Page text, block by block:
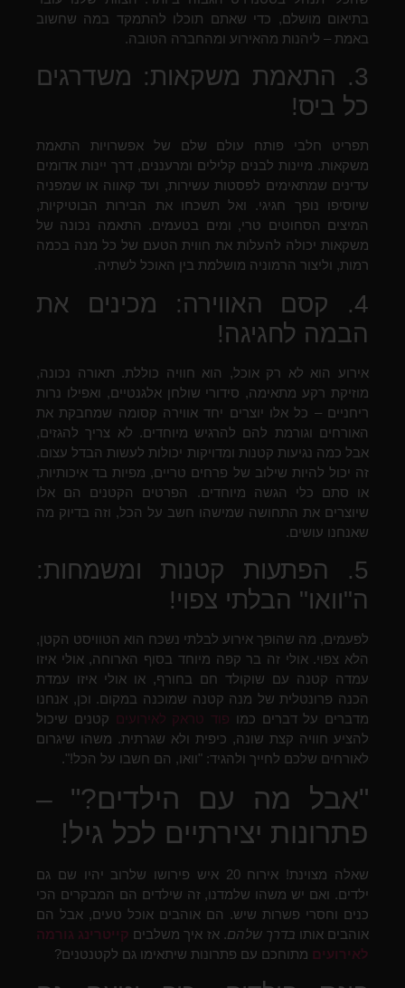
בתיאום מושלם, כדי שאתם תוכלו להתמקד במה שחשוב
באמת – ליהנות מהאירוע ומהחברה הטובה.
3. התאמת משקאות: משדרגים
כל ביס!
תפריט חלבי פותח עולם שלם של אפשרויות התאמת
משקאות. מיינות לבנים קלילים ומרעננים, דרך יינות אדומים
עדינים שמתאימים לפסטות עשירות, ועד קאווה או שמפניה
שיוסיפו נופך חגיגי. ואל תשכחו את הבירות הבוטיקיות,
המיצים הסחוטים טרי, ומים בטעמים. התאמה נכונה של
משקאות יכולה להעלות את חווית הטעם של כל מנה בכמה
רמות, וליצור הרמוניה מושלמת בין האוכל לשתיה.
4. קסם האווירה: מכינים את
הבמה לחגיגה!
אירוע הוא לא רק אוכל, הוא חוויה כוללת. תאורה נכונה,
מוזיקת רקע מתאימה, סידורי שולחן אלגנטיים, ואפילו נרות
ריחניים – כל אלו יוצרים יחד אווירה קסומה שמחבקת את
האורחים וגורמת להם להרגיש מיוחדים. לא צריך להגזים,
אבל כמה נגיעות קטנות ומדויקות יכולות לעשות הבדל עצום.
זה יכול להיות שילוב של פרחים טריים, מפיות בד איכותיות,
או סתם כלי הגשה מיוחדים. הפרטים הקטנים הם אלו
שיוצרים את התחושה שמישהו חשב על הכל, וזה בדיוק מה
שאנחנו עושים.
5. הפתעות קטנות ומשמחות:
ה"וואו" הבלתי צפוי!
לפעמים, מה שהופך אירוע לבלתי נשכח הוא הטוויסט הקטן,
הלא צפוי. אולי זה בר קפה מיוחד בסוף הארוחה, אולי איזו
עמדה קטנה עם שוקולד חם בחורף, או אולי איזו עמדת
הכנה פרונטלית של מנה קטנה שמוכנה במקום. וכן, אנחנו
מדברים על דברים כמו פוד טראק לאירועים קטנים שיכול
להציע חוויה קצת שונה, כיפית ולא שגרתית. משהו שיגרום
לאורחים שלכם לחייך ולהגיד: "וואו, הם חשבו על הכל!".
"אבל מה עם הילדים?" –
פתרונות יצירתיים לכל גיל!
שאלה מצוינת! אירוח 20 איש פירושו שלרוב יהיו שם גם
ילדים. ואם יש משהו שלמדנו, זה שילדים הם המבקרים הכי
כנים וחסרי פשרות שיש. הם אוהבים אוכל טעים, אבל הם
אוהבים אותו בדרך שלהם. אז איך משלבים קייטרינג גורמה
לאירועים מתוחכם עם פתרונות שיתאימו גם לקטנטנים?